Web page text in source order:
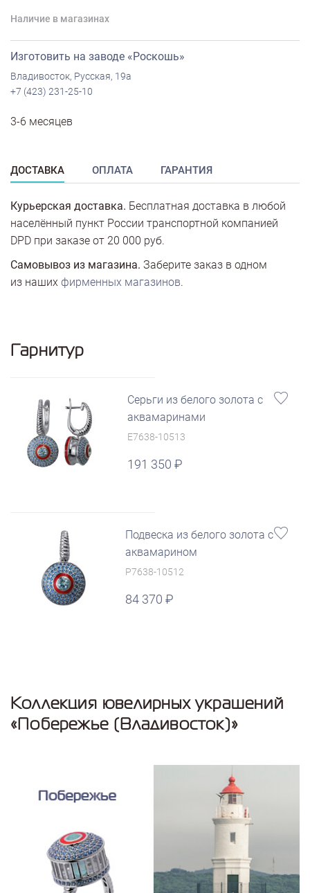
Наличие в магазинах
Изготовить на заводе «Роскошь»
Владивосток, Русская, 19а
+7 (423) 231-25-10
3-6 месяцев
ДОСТАВКА ОПЛАТА ГАРАНТИЯ
Курьерская доставка. Бесплатная доставка в любой
населённый пункт России транспортной компанией
DPD при заказе от 20 000 руб.
Самовывоз из магазина. Заберите заказ в одном
из наших фирменных магазинов.
Гарнитур
Серьги из белого золота с
аквамаринами
E7638-10513
191 350
Подвеска из белого золота с
аквамарином
P7638-10512
84 370
Коллекция ювелирных украшений
«Побережье (Владивосток)»